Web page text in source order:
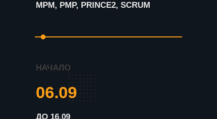
MPM, PMP, PRINCE2, SCRUM
06.09
ДО 16.09
НАЧАЛО